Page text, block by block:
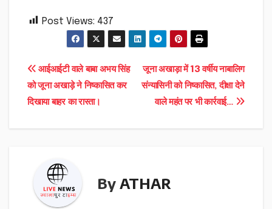
Post Views: 437
Post
navigation
जूना अखाड़ा में 13 वर्षीय नाबालिग
संन्यासिनी को निष्कासित, दीक्षा देने
वाले महंत पर भी कार्रवाई…
आईआईटी वाले बाबा अभय सिंह
को जूना अखाड़े ने निष्कासित कर
दिखाया बाहर का रास्ता।
By ATHAR